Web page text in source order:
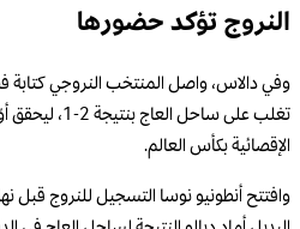
النروج تؤكد حضورها
وفي دالاس، واصل المنتخب النروجي كتابة
تغلب على ساحل
الإقصائية بكأس العالم.
وافتتح أنطونيو نوسا التسجيل للنروج قبل